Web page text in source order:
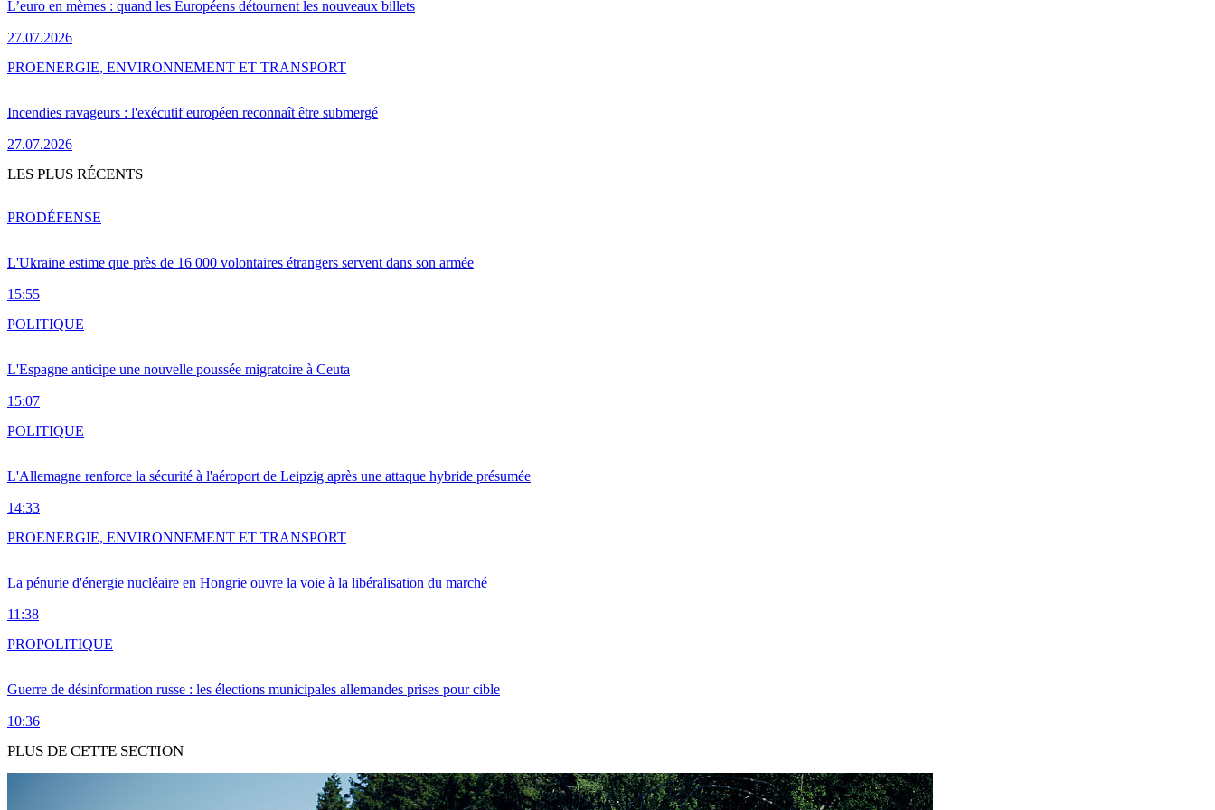
L’euro en mèmes : quand les Européens détournent les nouveaux billets
27.07.2026
Incendies ravageurs : l'exécutif européen reconnaît être submergé
27.07.2026
PROENERGIE, ENVIRONNEMENT ET TRANSPORT
LES PLUS RÉCENTS
L'Ukraine estime que près de 16 000 volontaires étrangers servent dans son armée
15:55
PRODÉFENSE
L'Espagne anticipe une nouvelle poussée migratoire à Ceuta
15:07
POLITIQUE
L'Allemagne renforce la sécurité à l'aéroport de Leipzig après une attaque hybride présumée
14:33
POLITIQUE
La pénurie d'énergie nucléaire en Hongrie ouvre la voie à la libéralisation du marché
11:38
PROENERGIE, ENVIRONNEMENT ET TRANSPORT
Guerre de désinformation russe : les élections municipales allemandes prises pour cible
10:36
PROPOLITIQUE
PLUS DE CETTE SECTION